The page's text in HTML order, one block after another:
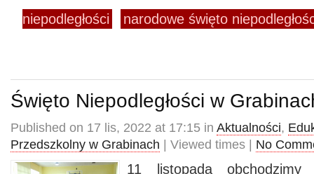
niepodległości narodowe święto
Święto Niepodległości w
Published on 17 lis, 2022 at 17:15 in Aktualności,
Przedszkolny w Grabinach | Viewed times | No
11 listopada obchodzimy